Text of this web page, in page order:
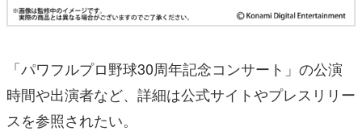
「パワフルプロ野球30周年記念コンサート」の公演
時間や出演者など、詳細は公式サイトやプレスリリー
スを参照されたい。